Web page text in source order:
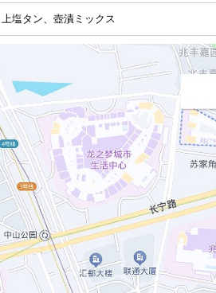
塩タン、壺漬ミックス